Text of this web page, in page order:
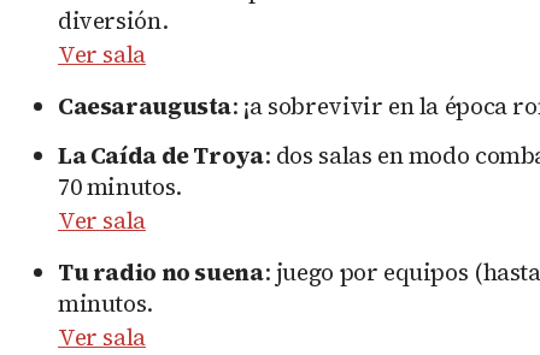
diversión.
Ver sala
Caesaraugusta: ¡a sobrevivir en la época
La Caída de Troya: dos salas en modo
70 minutos.
Ver sala
Tu radio no suena: juego por equipos
minutos.
Ver sala